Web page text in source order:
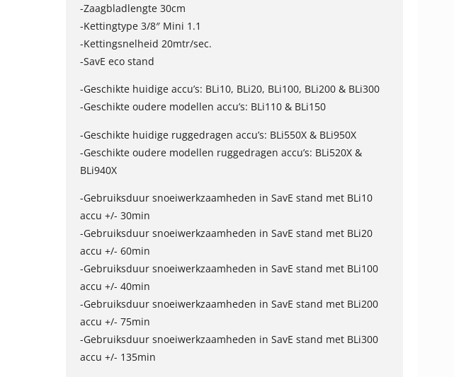
-Zaagbladlengte 30cm
-Kettingtype 3/8″ Mini 1.1
-Kettingsnelheid 20mtr/sec.
-SavE eco stand
-Geschikte huidige accu’s: BLi10, BLi20, BLi100, BLi200 & BLi300
-Geschikte oudere modellen accu’s: BLi110 & BLi150
-Geschikte huidige ruggedragen accu’s: BLi550X & BLi950X
-Geschikte oudere modellen ruggedragen accu’s: BLi520X &
BLi940X
-Gebruiksduur snoeiwerkzaamheden in SavE stand met BLi10
accu +/- 30min
-Gebruiksduur snoeiwerkzaamheden in SavE stand met BLi20
accu +/- 60min
-Gebruiksduur snoeiwerkzaamheden in SavE stand met BLi100
accu +/- 40min
-Gebruiksduur snoeiwerkzaamheden in SavE stand met BLi200
accu +/- 75min
-Gebruiksduur snoeiwerkzaamheden in SavE stand met BLi300
accu +/- 135min